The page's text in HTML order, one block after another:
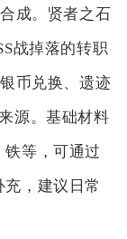
成。贤者之石
战掉落的转职
币兑换、遗迹
源。基础材料
等，可通过
，建议日常